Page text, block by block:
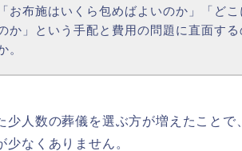
お布施はいくら包めばよいのか」「どこ
か」という手配と費用の問題に直面する
。
少人数の葬儀を選ぶ方が増えたことで
なくありません。